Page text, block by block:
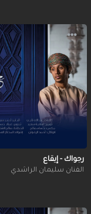
رجواك - إيقاع
الفنان سليمان الراشدي